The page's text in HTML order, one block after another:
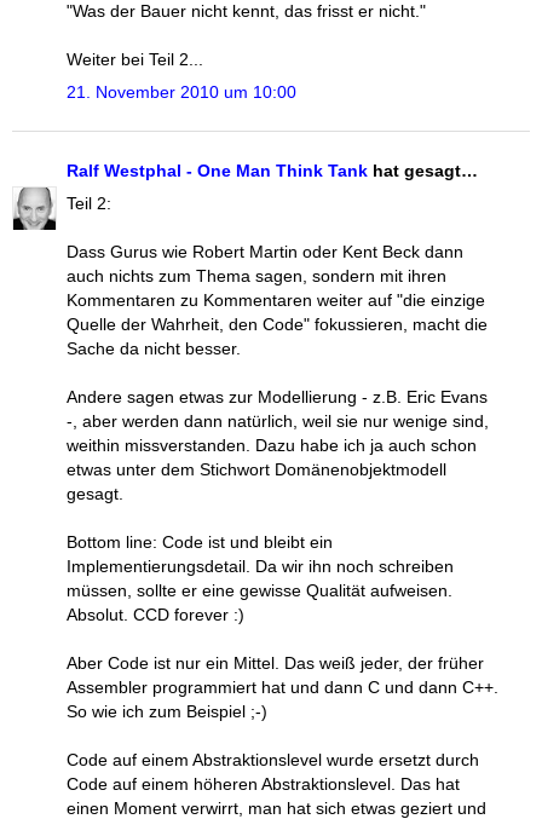
"Was der Bauer nicht kennt, das frisst er nicht."
Weiter bei Teil 2...
21. November 2010 um 10:00
Ralf Westphal - One Man Think Tank hat gesagt…
Teil 2:
Dass Gurus wie Robert Martin oder Kent Beck dann
auch nichts zum Thema sagen, sondern mit ihren
Kommentaren zu Kommentaren weiter auf "die einzige
Quelle der Wahrheit, den Code" fokussieren, macht die
Sache da nicht besser.
Andere sagen etwas zur Modellierung - z.B. Eric Evans
-, aber werden dann natürlich, weil sie nur wenige sind,
weithin missverstanden. Dazu habe ich ja auch schon
etwas unter dem Stichwort Domänenobjektmodell
gesagt.
Bottom line: Code ist und bleibt ein
Implementierungsdetail. Da wir ihn noch schreiben
müssen, sollte er eine gewisse Qualität aufweisen.
Absolut. CCD forever :)
Aber Code ist nur ein Mittel. Das weiß jeder, der früher
Assembler programmiert hat und dann C und dann C++.
So wie ich zum Beispiel ;-)
Code auf einem Abstraktionslevel wurde ersetzt durch
Code auf einem höheren Abstraktionslevel. Das hat
einen Moment verwirrt, man hat sich etwas geziert und